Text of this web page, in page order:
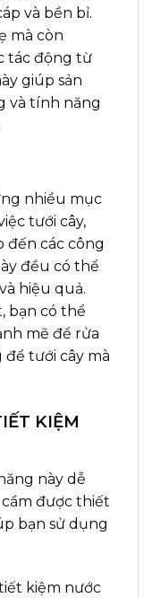
và bền bỉ.
mà còn
tác động từ
giúp sản
và tính năng
nhiều mục
tưới cây,
đến các công
đều có thể
hiệu quả.
bạn có thể
mẽ để rửa
tưới cây mà
KIỆM
này dễ
được thiết
bạn sử dụng
kiệm nước